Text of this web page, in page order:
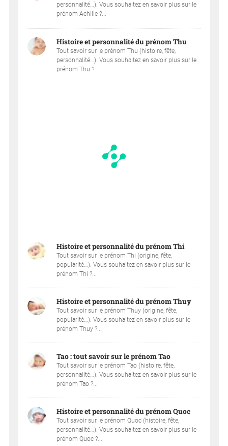
personnalité…). Vous souhaitez en savoir plus sur le
prénom Achille ?...
Histoire et personnalité du prénom Thu
Tout savoir sur le prénom Thu (histoire, fête,
personnalité…). Vous souhaitez en savoir plus sur le
prénom Thu ?...
Histoire et personnalité du prénom Thi
Tout savoir sur le prénom Thi (origine, fête,
popularité…). Vous souhaitez en savoir plus sur le
prénom Thi ?...
Histoire et personnalité du prénom Thuy
Tout savoir sur le prénom Thuy (origine, fête,
popularité…). Vous souhaitez en savoir plus sur le
prénom Thuy ?...
Tao : tout savoir sur le prénom Tao
Tout savoir sur le prénom Tao (histoire, fête,
personnalité…). Vous souhaitez en savoir plus sur le
prénom Tao ?...
Histoire et personnalité du prénom Quoc
Tout savoir sur le prénom Quoc (histoire, fête,
personnalité…). Vous souhaitez en savoir plus sur le
prénom Quoc ?...